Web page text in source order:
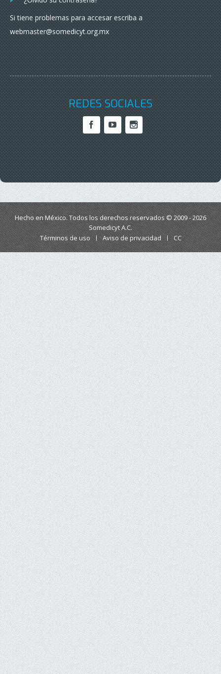
Si tiene problemas para accesar escriba a
webmaster@somedicyt.org.mx
REDES SOCIALES
Hecho en México. Todos los derechos reservados © 2009 - 2026
Somedicyt A.C.
Términos de uso
Aviso de privacidad CC